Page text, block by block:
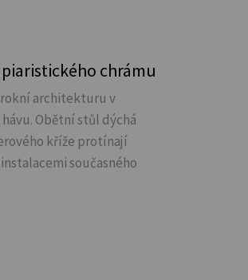
chrámu
architekturu v
Obětní stůl dýchá
kříže protínají
současného